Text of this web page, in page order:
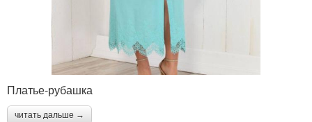
Платье-рубашка
читать дальше →